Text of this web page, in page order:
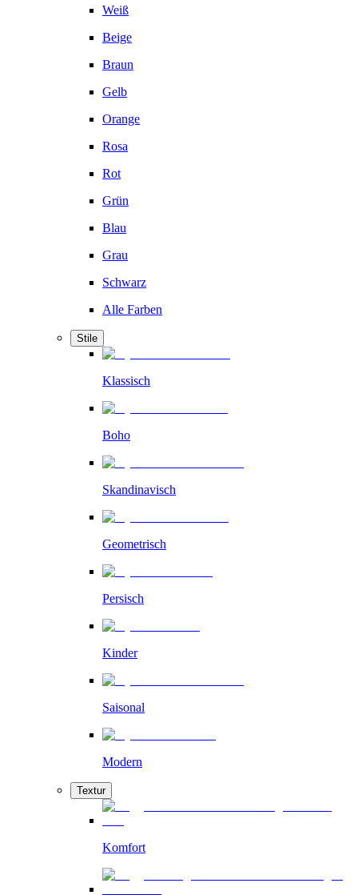
Weiß
Beige
Braun
Gelb
Orange
Rosa
Rot
Grün
Blau
Grau
Schwarz
Alle Farben
Stile
Klassisch
Boho
Skandinavisch
Geometrisch
Persisch
Kinder
Saisonal
Modern
Textur
Komfort